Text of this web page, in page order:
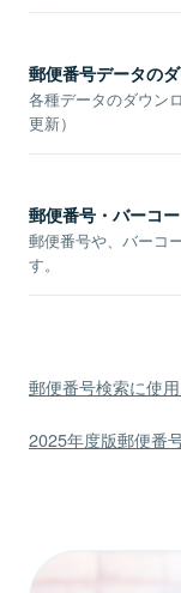
郵便番号データの
各種データのダウン
更新）
郵便番号・バーコ
郵便番号や、バーコ
す。
郵便番号検索に使
2025年度版郵便番